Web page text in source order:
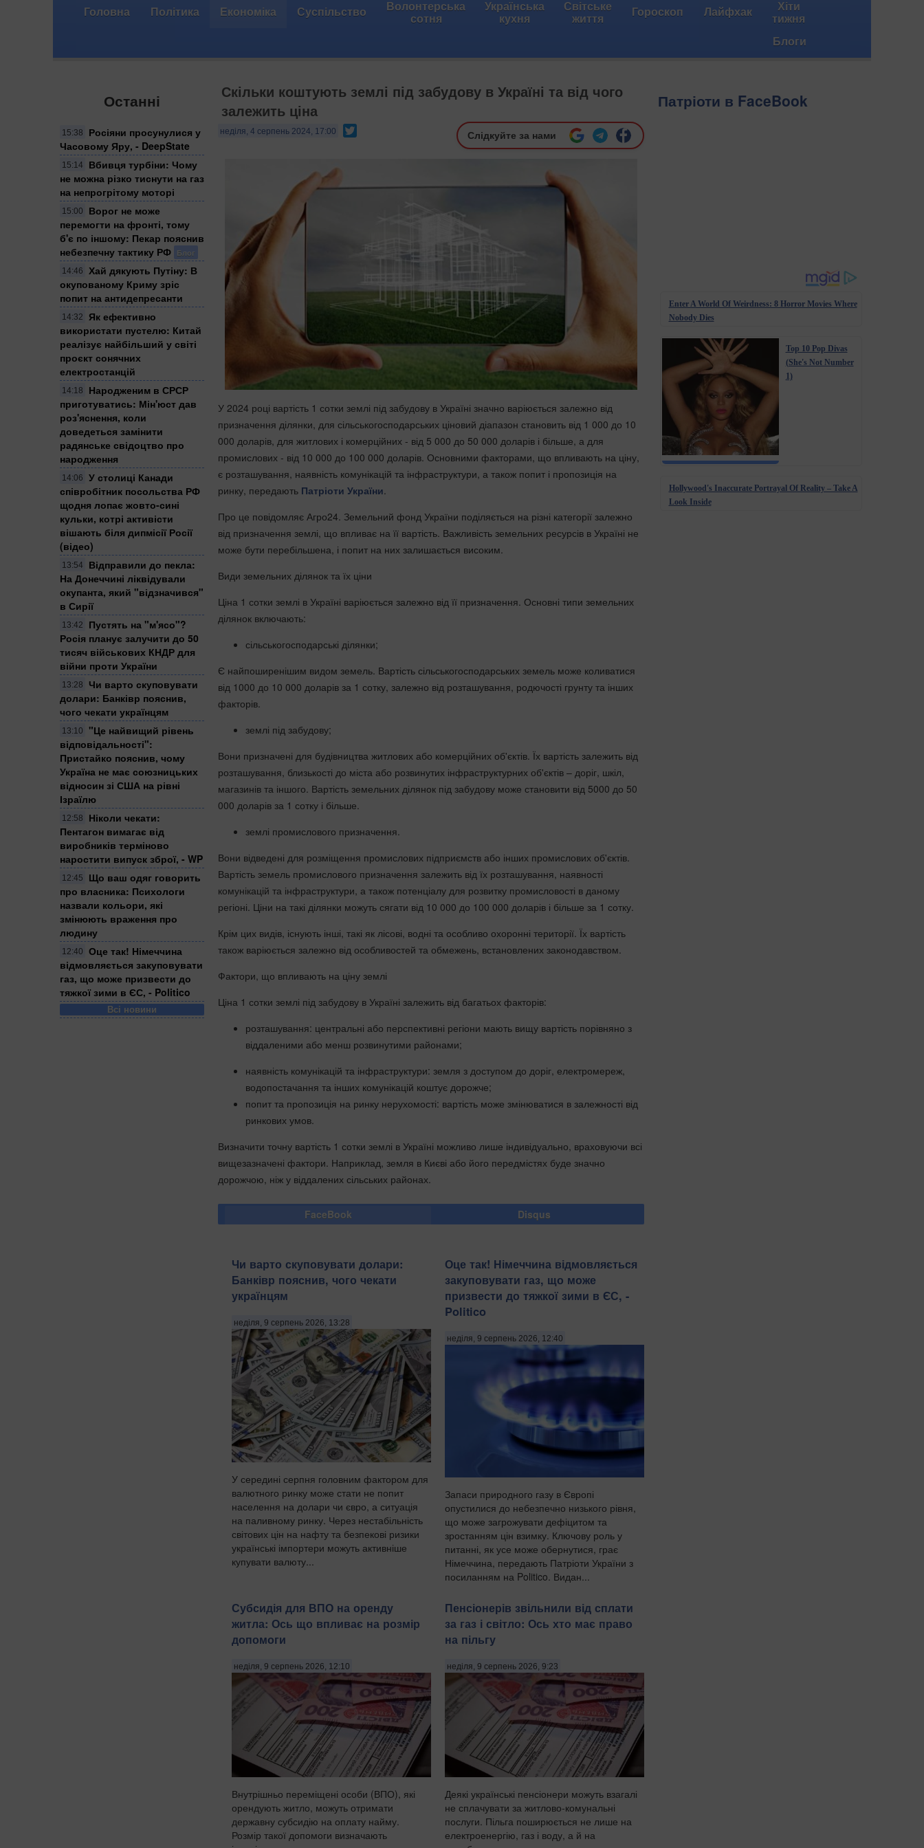
Головна Політика Економіка Суспільство Волонтерська
сотня
Українська
кухня
Світське
життя Гороскоп Лайфхак Хіти
тижня
Блоги
Останні
15:38
Росіяни просунулися у
Часовому Яру, - DeepState
15:14
Вбивця турбіни: Чому
не можна різко тиснути на газ
на непрогрітому моторі
15:00
Ворог не може
перемогти на фронті, тому
б'є по іншому: Пекар пояснив
небезпечну тактику РФ Блог
14:46
Хай дякують Путіну: В
окупованому Криму зріс
попит на антидепресанти
14:32
Як ефективно
використати пустелю: Китай
реалізує найбільший у світі
проєкт сонячних
електростанцій
14:18
Народженим в СРСР
приготуватись: Мін'юст дав
роз'яснення, коли
доведеться замінити
радянське свідоцтво про
народження
14:06
У столиці Канади
співробітник посольства РФ
щодня лопає жовто-сині
кульки, котрі активісти
вішають біля дипмісії Росії
(відео)
13:54
Відправили до пекла:
На Донеччині ліквідували
окупанта, який "відзначився"
в Сирії
13:42
Пустять на "м'ясо"?
Росія планує залучити до 50
тисяч військових КНДР для
війни проти України
13:28
Чи варто скуповувати
долари: Банківр пояснив,
чого чекати українцям
13:10
"Це найвищий рівень
відповідальності":
Пристайко пояснив, чому
Україна не має союзницьких
відносин зі США на рівні
Ізраїлю
12:58
Ніколи чекати:
Пентагон вимагає від
виробників терміново
наростити випуск зброї, - WP
12:45
Що ваш одяг говорить
про власника: Психологи
назвали кольори, які
змінюють враження про
людину
12:40
Оце так! Німеччина
відмовляється закуповувати
газ, що може призвести до
тяжкої зими в ЄС, - Politico
Всі новини
Скільки коштують землі під забудову в Україні та від чого
залежить ціна
неділя, 4 серпень 2024, 17:00 Слідкуйте за нами
У 2024 році вартість 1 сотки землі під забудову в Україні значно варіюється залежно від
призначення ділянки, для сільськогосподарських ціновий діапазон становить від 1 000 до 10
000 доларів, для житлових і комерційних - від 5 000 до 50 000 доларів і більше, а для
промислових - від 10 000 до 100 000 доларів. Основними факторами, що впливають на ціну,
є розташування, наявність комунікацій та інфраструктури, а також попит і пропозиція на
ринку, передають Патріоти України
Про це повідомляє Агро24. Земельний фонд України поділяється на різні категорії залежно
від призначення землі, що впливає на її вартість. Важливість земельних ресурсів в Україні не
може бути перебільшена, і попит на них залишається високим.
Види земельних ділянок та їх ціни
Ціна 1 сотки землі в Україні варіюється залежно від її призначення. Основні типи земельних
ділянок включають:
сільськогосподарські ділянки;
Є найпоширенішим видом земель. Вартість сільськогосподарських земель може коливатися
від 1000 до 10 000 доларів за 1 сотку, залежно від розташування, родючості грунту та інших
факторів.
землі під забудову;
Вони призначені для будівництва житлових або комерційних об'єктів. Їх вартість залежить від
розташування, близькості до міста або розвинутих інфраструктурних об'єктів – доріг, шкіл,
магазинів та іншого. Вартість земельних ділянок під забудову може становити від 5000 до 50
000 доларів за 1 сотку і більше.
землі промислового призначення.
Вони відведені для розміщення промислових підприємств або інших промислових об'єктів.
Вартість земель промислового призначення залежить від їх розташування, наявності
комунікацій та інфраструктури, а також потенціалу для розвитку промисловості в даному
регіоні. Ціни на такі ділянки можуть сягати від 10 000 до 100 000 доларів і більше за 1 сотку.
Крім цих видів, існують інші, такі як лісові, водні та особливо охоронні території. Їх вартість
також варіюється залежно від особливостей та обмежень, встановлених законодавством.
Фактори, що впливають на ціну землі
Ціна 1 сотки землі під забудову в Україні залежить від багатьох факторів:
розташування: центральні або перспективні регіони мають вищу вартість порівняно з
віддаленими або менш розвинутими районами;
наявність комунікацій та інфраструктури: земля з доступом до доріг, електромереж,
водопостачання та інших комунікацій коштує дорожче;
попит та пропозиція на ринку нерухомості: вартість може змінюватися в залежності від
ринкових умов.
Визначити точну вартість 1 сотки землі в Україні можливо лише індивідуально, враховуючи всі
вищезазначені фактори. Наприклад, земля в Києві або його передмістях буде значно
дорожчою, ніж у віддалених сільських районах.
FaceBook Disqus
Чи варто скуповувати долари:
Банківр пояснив, чого чекати
українцям
неділя, 9 серпень 2026, 13:28
У середині серпня головним фактором для
валютного ринку може стати не попит
населення на долари чи євро, а ситуація
на паливному ринку. Через нестабільність
світових цін на нафту та безпекові ризики
українські імпортери можуть активніше
купувати валюту...
Оце так! Німеччина відмовляється
закуповувати газ, що може
призвести до тяжкої зими в ЄС, -
Politico
неділя, 9 серпень 2026, 12:40
Запаси природного газу в Європі
опустилися до небезпечно низького рівня,
що може загрожувати дефіцитом та
зростанням цін взимку. Ключову роль у
питанні, як усе може обернутися, грає
Німеччина, передають Патріоти України з
посиланням на Politico. Видан...
Субсидія для ВПО на оренду
житла: Ось що впливає на розмір
допомоги
неділя, 9 серпень 2026, 12:10
Внутрішньо переміщені особи (ВПО), які
орендують житло, можуть отримати
державну субсидію на оплату найму.
Розмір такої допомоги визначають
Пенсіонерів звільнили від сплати
за газ і світло: Ось хто має право
на пільгу
неділя, 9 серпень 2026, 9:23
Деякі українські пенсіонери можуть взагалі
не сплачувати за житлово-комунальні
послуги. Пільга поширюється не лише на
електроенергію, газ і воду, а й на
Патріоти в FaceBook
Enter A World Of Weirdness: 8 Horror Movies Where
Nobody Dies
Top 10 Pop Divas
(She's Not Number
1)
Hollywood's Inaccurate Portrayal Of Reality – Take A
Look Inside